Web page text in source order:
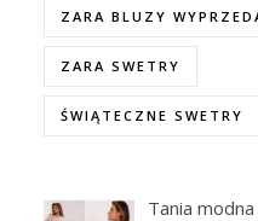
ZARA BLUZY
ZARA SWETRY
ŚWIĄTECZNE SWETRY
Tania